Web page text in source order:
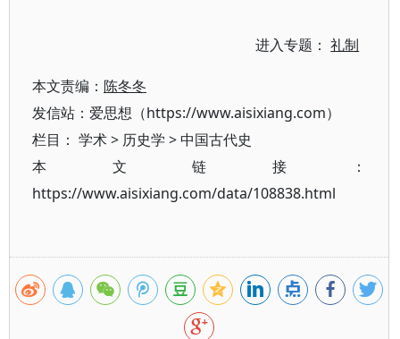
进入专题：礼制
本文责编： 陈冬冬
发信站：爱思想（https://www.aisixiang.com）
栏目： 学术> 历史学 >中国古代史
本文链接：
https://www.aisixiang.com/data/108838.html